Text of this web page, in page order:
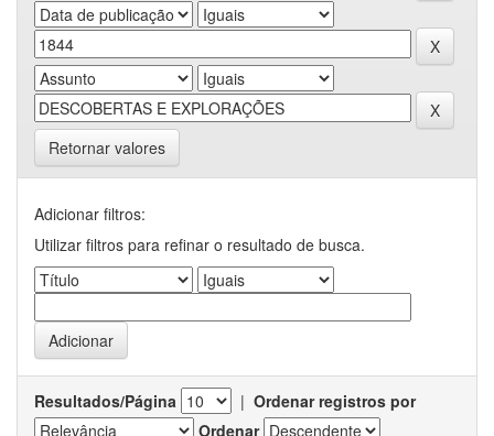
Retornar valores
Adicionar filtros:
Utilizar filtros para refinar o resultado de busca.
Resultados/Página | Ordenar registros por
Ordenar